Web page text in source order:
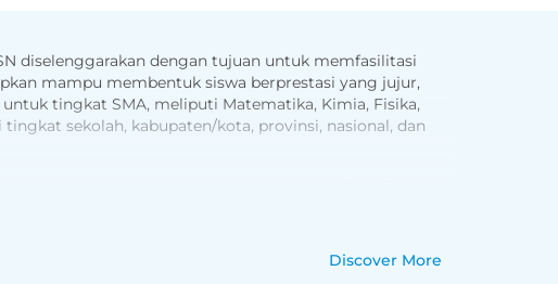
diselenggarakan dengan tujuan untuk memfasilitasi
mampu membentuk siswa berprestasi yang jujur,
tingkat SMA, meliputi Matematika, Kimia, Fisika,
sekolah, kabupaten/kota, provinsi, nasional, dan
dengan soal pemantapan sehingga siswa memiliki
Discover More